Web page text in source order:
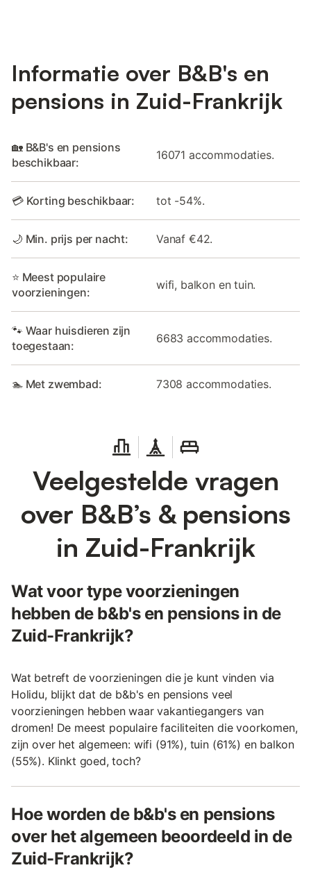
Informatie over B&B's en
pensions in Zuid-Frankrijk
🏡 B&B's en pensions
beschikbaar:
16071 accommodaties.
💳 Korting beschikbaar: tot -54%.
🌙 Min. prijs per nacht: Vanaf €42.
⭐ Meest populaire
voorzieningen:
wifi, balkon en tuin.
🐾 Waar huisdieren zijn
toegestaan:
6683 accommodaties.
🏊 Met zwembad: 7308 accommodaties.
Veelgestelde vragen
over B&B’s & pensions
in Zuid-Frankrijk
Wat voor type voorzieningen
hebben de b&b's en pensions in de
Zuid-Frankrijk?
Wat betreft de voorzieningen die je kunt vinden via
Holidu, blijkt dat de b&b's en pensions veel
voorzieningen hebben waar vakantiegangers van
dromen! De meest populaire faciliteiten die voorkomen,
zijn over het algemeen: wifi (91%), tuin (61%) en balkon
(55%). Klinkt goed, toch?
Hoe worden de b&b's en pensions
over het algemeen beoordeeld in de
Zuid-Frankrijk?